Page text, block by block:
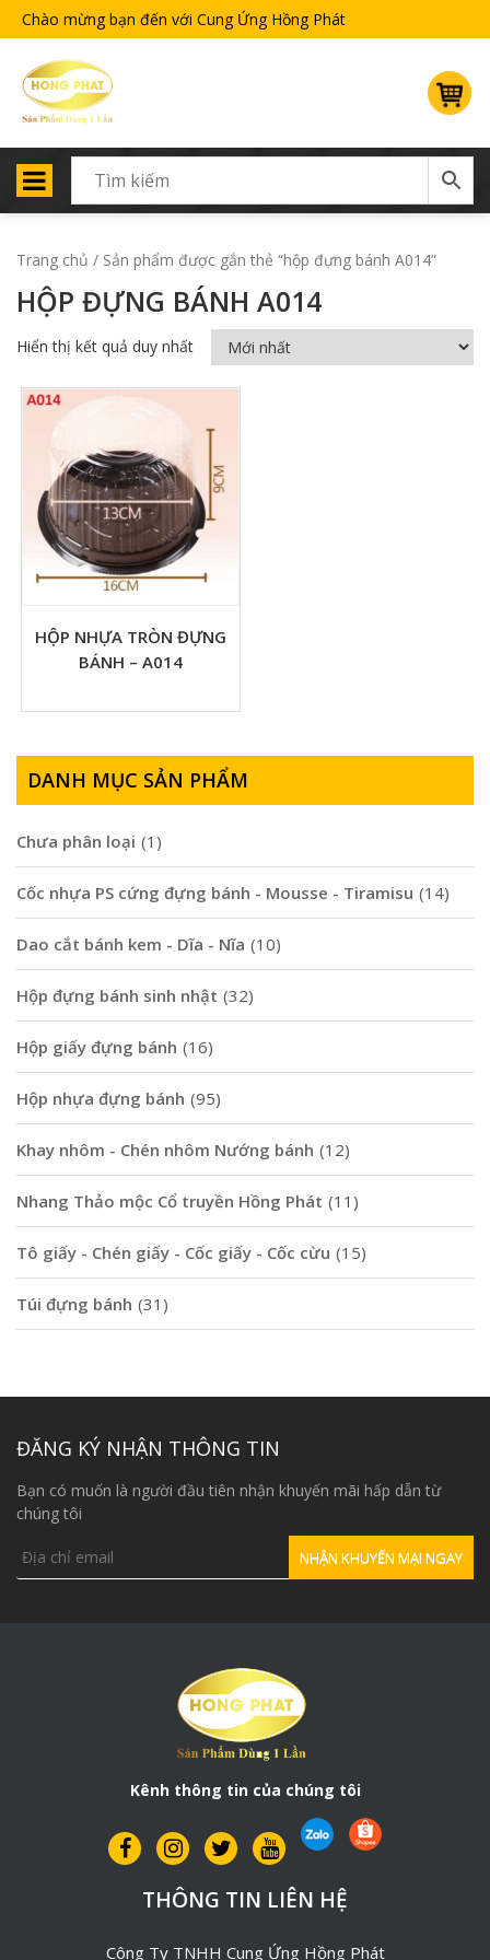
Chào mừng bạn đến với Cung Ứng Hồng Phát
Trang chủ / Sản phẩm được gắn thẻ “hộp đựng bánh A014”
HỘP ĐỰNG BÁNH A014
Hiển thị kết quả duy nhất
HỘP NHỰA TRÒN ĐỰNG
BÁNH – A014
DANH MỤC SẢN PHẨM
Chưa phân loại (1)
Cốc nhựa PS cứng đựng bánh - Mousse - Tiramisu (14)
Dao cắt bánh kem - Dĩa - Nĩa (10)
Hộp đựng bánh sinh nhật (32)
Hộp giấy đựng bánh (16)
Hộp nhựa đựng bánh (95)
Khay nhôm - Chén nhôm Nướng bánh (12)
Nhang Thảo mộc Cổ truyền Hồng Phát (11)
Tô giấy - Chén giấy - Cốc giấy - Cốc cừu (15)
Túi đựng bánh (31)
ĐĂNG KÝ NHẬN THÔNG TIN
Bạn có muốn là người đầu tiên nhận khuyến mãi hấp dẫn từ
chúng tôi
Kênh thông tin của chúng tôi
THÔNG TIN LIÊN HỆ
Công Ty TNHH Cung Ứng Hồng Phát